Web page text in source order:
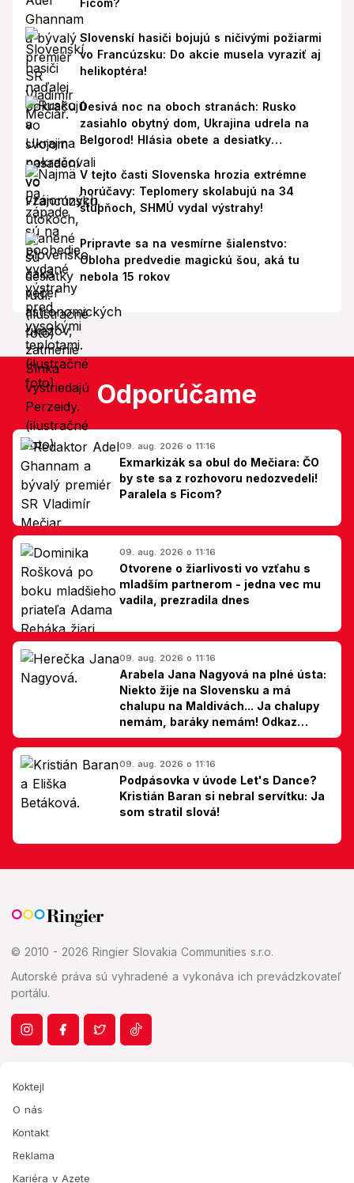
Slovenskí hasiči bojujú s ničivými požiarmi
vo Francúzsku: Do akcie musela vyraziť aj
helikoptéra!
Desivá noc na oboch stranách: Rusko
zasiahlo obytný dom, Ukrajina udrela na
Belgorod! Hlásia obete a desiatky
zranených
V tejto časti Slovenska hrozia extrémne
horúčavy: Teplomery skolabujú na 34
stupňoch, SHMÚ vydal výstrahy!
Pripravte sa na vesmírne šialenstvo:
Obloha predvedie magickú šou, aká tu
nebola 15 rokov
Odporúčame
09. aug. 2026 o 11:16
Exmarkizák sa obul do Mečiara: ČO
by ste sa z rozhovoru nedozvedeli!
Paralela s Ficom?
09. aug. 2026 o 11:16
Otvorene o žiarlivosti vo vzťahu s
mladším partnerom - jedna vec mu
vadila, prezradila dnes
09. aug. 2026 o 11:16
Arabela Jana Nagyová na plné ústa:
Niekto žije na Slovensku a má
chalupu na Maldivách... Ja chalupy
nemám, baráky nemám! Odkaz
Slovákom
09. aug. 2026 o 11:16
Podpásovka v úvode Let's Dance?
Kristián Baran si nebral servítku: Ja
som stratil slová!
© 2010 - 2026 Ringier Slovakia Communities s.r.o.
Autorské práva sú vyhradené a vykonáva ich prevádzkovateľ
portálu.
Koktejl
O nás
Kontakt
Reklama
Kariéra v Azete